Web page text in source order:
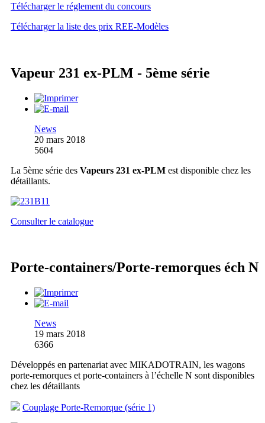
Télécharger le réglement du concours
Télécharger la liste des prix REE-Modèles
Vapeur 231 ex-PLM - 5ème série
News
20 mars 2018
5604
La 5ème série des Vapeurs 231 ex-PLM est disponible chez les
détaillants.
Consulter le catalogue
Porte-containers/Porte-remorques éch N
News
19 mars 2018
6366
Développés en partenariat avec MIKADOTRAIN, les wagons
porte-remorques et porte-containers à l’échelle N sont disponibles
chez les détaillants
Couplage Porte-Remorque (série 1)